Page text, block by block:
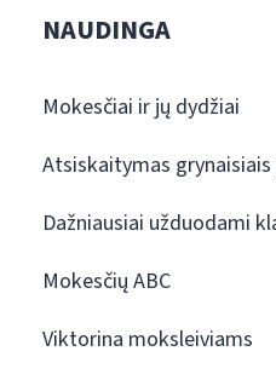
NAUDINGA
Mokesčiai ir jų dydžiai
Atsiskaitymas grynaisiais
Dažniausiai užduodami
Mokesčių ABC
Viktorina moksleiviams